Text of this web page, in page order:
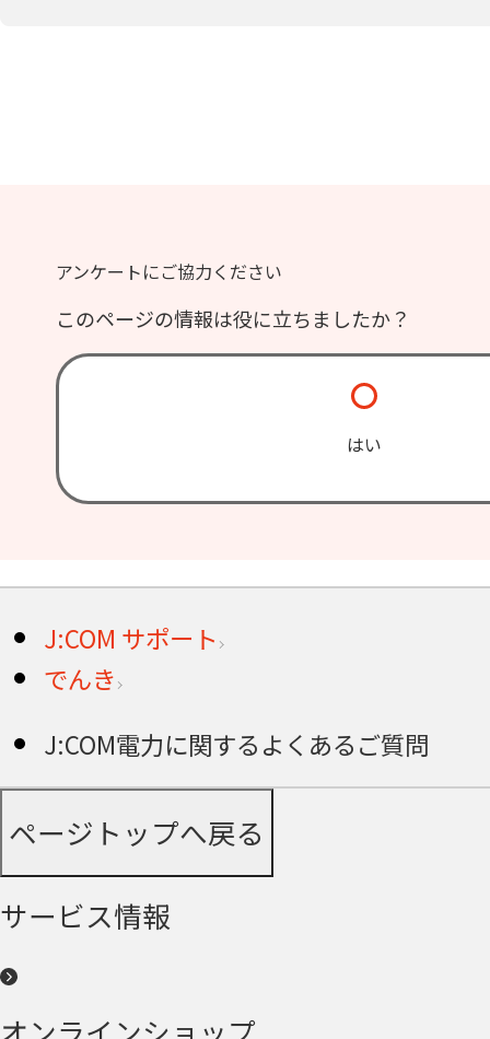
アンケートにご協力ください
このページの情報は役に立ちましたか？
はい
J:COM サポート
でんき
J:COM電力に関するよくあるご質問
ページトップへ戻る
サービス情報
オンラインショップ